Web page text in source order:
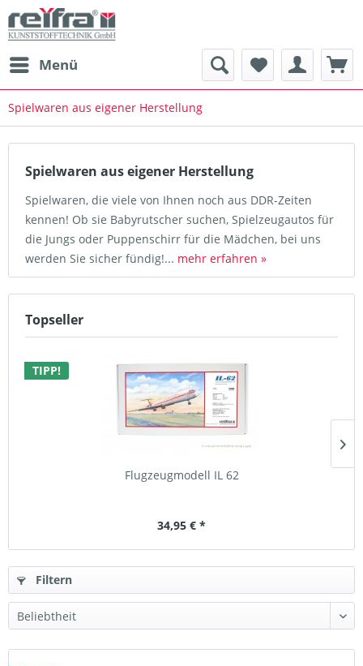
Menü
Spielwaren aus eigener Herstellung
Spielwaren aus eigener Herstellung
Spielwaren, die viele von Ihnen noch aus DDR-Zeiten
kennen! Ob sie Babyrutscher suchen, Spielzeugautos für
die Jungs oder Puppenschirr für die Mädchen, bei uns
werden Sie sicher fündig!... mehr erfahren »
Topseller
TIPP!
Flugzeugmodell IL 62
34,95 € *
Filtern